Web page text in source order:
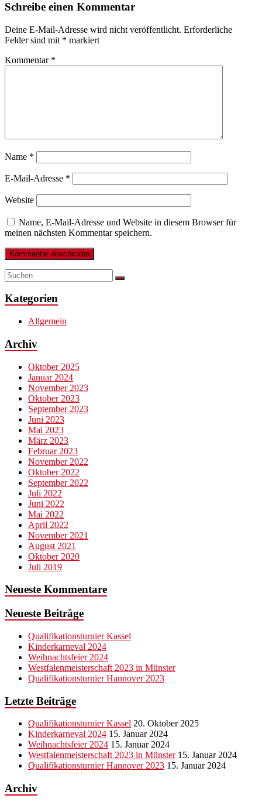
Schreibe einen Kommentar
Deine E-Mail-Adresse wird nicht veröffentlicht. Erforderliche
Felder sind mit * markiert
Kommentar *
Name *
E-Mail-Adresse *
Website
Name, E-Mail-Adresse und Website in diesem Browser für
meinen nächsten Kommentar speichern.
Kategorien
Allgemein
Archiv
Oktober 2025
Januar 2024
November 2023
Oktober 2023
September 2023
Juni 2023
Mai 2023
März 2023
Februar 2023
November 2022
Oktober 2022
September 2022
Juli 2022
Juni 2022
Mai 2022
April 2022
November 2021
August 2021
Oktober 2020
Juli 2019
Neueste Kommentare
Neueste Beiträge
Qualifikationsturnier Kassel
Kinderkarneval 2024
Weihnachtsfeier 2024
Westfalenmeisterschaft 2023 in Münster
Qualifikationsturnier Hannover 2023
Letzte Beiträge
Qualifikationsturnier Kassel 20. Oktober 2025
Kinderkarneval 2024 15. Januar 2024
Weihnachtsfeier 2024 15. Januar 2024
Westfalenmeisterschaft 2023 in Münster 15. Januar 2024
Qualifikationsturnier Hannover 2023 15. Januar 2024
Archiv